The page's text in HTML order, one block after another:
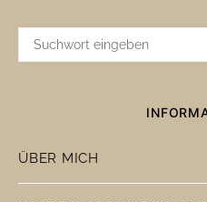
SUCHE
ÜBER MICH